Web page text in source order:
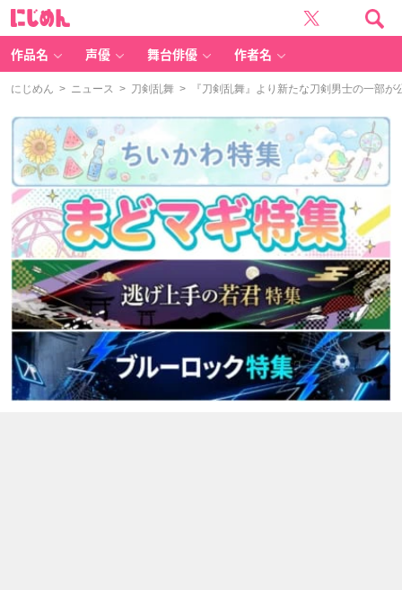
作品名 声優 舞台俳優 作者名
にじめん > ニュース > 刀剣乱舞 > 『刀剣乱舞』より新たな刀剣男士の一部が